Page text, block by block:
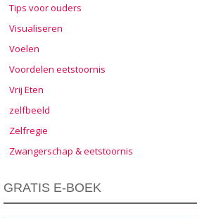
Tips voor ouders
Visualiseren
Voelen
Voordelen eetstoornis
Vrij Eten
zelfbeeld
Zelfregie
Zwangerschap & eetstoornis
GRATIS E-BOEK